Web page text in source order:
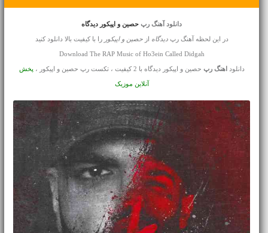
دانلود آهنگ رپحصین و اپیکور دیدگاه
در این لحظه آهنگ رپدیدگاه ازحصین و اپیکور را با کیفیت بالا دانلود کنید
Download The RAP Music of Ho3ein Called Didgah
دانلود اهنگ رپ حصین و اپیکور دیدگاه با 2 کیفیت ، تکست رپ حصین و اپیکور ، پخش
آنلاین موزیک